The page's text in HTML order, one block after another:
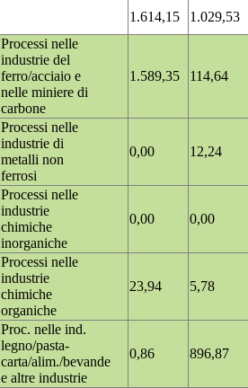
1.614,15
1.029,53
Processi nelle
industrie del
ferro/acciaio e
nelle miniere di
carbone
1.589,35 114,64
Processi nelle
industrie di
metalli non
ferrosi
0,00 12,24
Processi nelle
industrie
chimiche
inorganiche
0,00 0,00
Processi nelle
industrie
chimiche
organiche
23,94 5,78
Proc. nelle ind.
legno/pasta-
carta/alim./bevande
e altre industrie
0,86 896,87